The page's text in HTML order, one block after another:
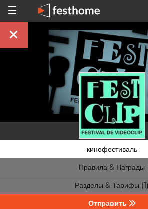
кинофестиваль
Правила & Награды
Разделы & Тарифы (1)
Отправить